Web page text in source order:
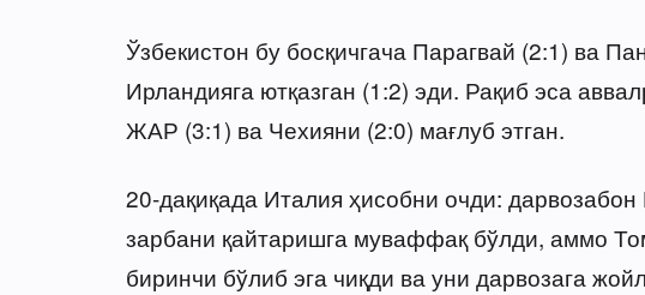
Ўзбекистон бу босқичгача Парагвай (2:1) ва
Ирландияга ютқазган (1:2) эди. Рақиб эса
ЖАР (3:1) ва Чехияни (2:0) мағлуб этган.
20-дақиқада Италия ҳисобни очди:
зарбани қайтаришга муваффақ бўлди, аммо
биринчи бўлиб эга чиқди ва уни дарвозага